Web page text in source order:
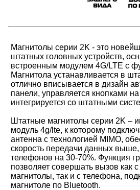
Магнитолы серии 2K - это
штатных головных устройств,
встроенным модулем 4G/LTE с
Магнитола устанавливается в
отлично вписывается в дизайн
панели, управляется кнопками
интегрируется со штатными
Штатные магнитолы серии 2K –
модуль 4g/lte, к которому
антенна с технологией MIMO,
скорость передачи данных
телефонов на 30-70%. Функция
позволяет совершать вызов как
магнитолы, так и с телефона,
магнитоле по Bluetooth.